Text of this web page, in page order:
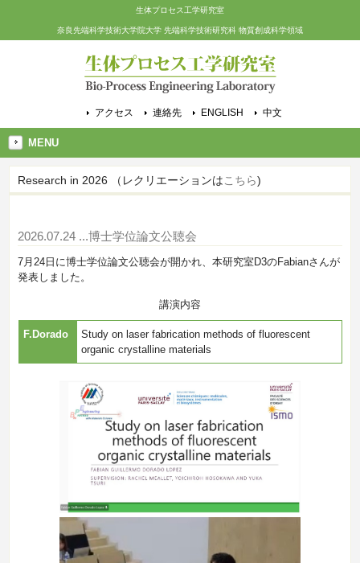
生体プロセス工学研究室
奈良先端科学技術大学院大学 先端科学技術研究科 物質創成科学領域
アクセス 連絡先 ENGLISH 中文
MENU
Research in 2026 （レクリエーションはこちら)
2026.07.24 ...博士学位論文公聴会
7月24日に博士学位論文公聴会が開かれ、本研究室D3のFabianさんが
発表しました。
講演内容
F.Dorado
Study on laser fabrication methods of fluorescent
organic crystalline materials